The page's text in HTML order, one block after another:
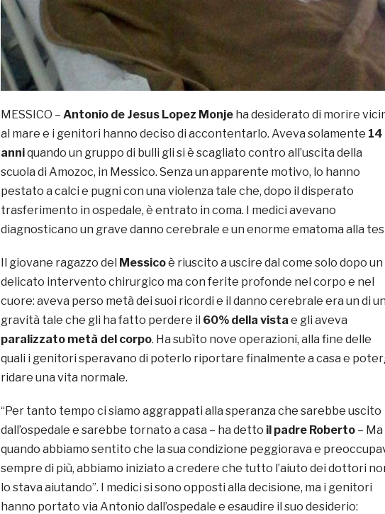
MESSICO – Antonio de Jesus Lopez Monje ha desiderato di morire
al mare e i genitori hanno deciso di accontentarlo. Aveva solamente 14
anniquando un gruppo di bulli gli si è scagliato contro all’uscita della
scuola di Amozoc, in Messico. Senza un apparente motivo, lo hanno
pestato a calci e pugni con una violenza tale che, dopo il disperato
trasferimento in ospedale, è entrato in coma. I medici avevano
diagnosticano un grave danno cerebrale e un enorme ematoma alla
Il giovane ragazzo del Messicoè riuscito a uscire dal come solo dopo un
delicato intervento chirurgico ma con ferite profonde nel corpo e nel
cuore: aveva perso metà dei suoi ricordi e il danno cerebrale era un di
gravità tale che gli ha fatto perdere il 60% della vista e gli aveva
paralizzato metà del corpo. Ha subìto nove operazioni, alla fine delle
quali i genitori speravano di poterlo riportare finalmente a casa e
ridare una vita normale.
“Per tanto tempo ci siamo aggrappati alla speranza che sarebbe uscito
dall’ospedale e sarebbe tornato a casa – ha detto il padre Roberto – Ma
quando abbiamo sentito che la sua condizione peggiorava e
sempre di più, abbiamo iniziato a credere che tutto l’aiuto dei dottori
lo stava aiutando”. I medici si sono opposti alla decisione, ma i genitori
hanno portato via Antonio dall’ospedale e esaudire il suo desiderio: